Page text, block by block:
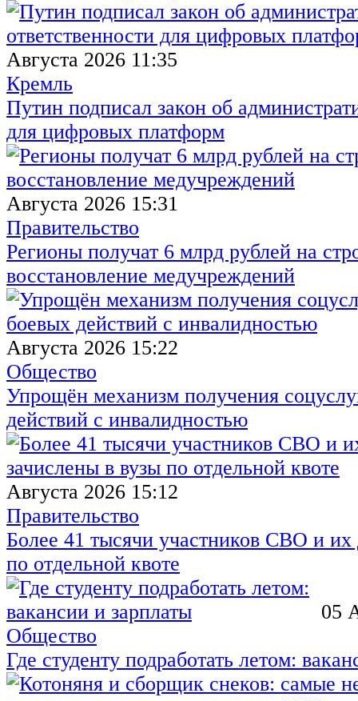
Августа 2026 11:35
Кремль
Путин подписал закон об
для цифровых платформ
Августа 2026 15:31
Правительство
Регионы получат 6 млрд рублей на
восстановление медучреждений
Августа 2026 15:22
Общество
Упрощён механизм получения
действий с инвалидностью
Августа 2026 15:12
Правительство
Более 41 тысячи участников СВО и их
по отдельной квоте
05
Общество
Где студенту подработать летом: